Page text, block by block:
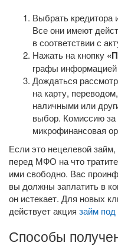
Выбрать кредитора
Все они имеют
в соответствии с
Нажать на кнопку
графы информацией
Дождаться
на карту,
наличными или
выбор. Комиссию за
микрофинансовая
Если это нецелевой
перед МФО на что
ими свободно. Вас
вы должны заплатить в
он истекает. Для новых
действует акция займ под
Способы